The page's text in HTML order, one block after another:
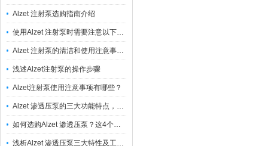
Alzet 注射泵选购指南介绍
使用Alzet 注射泵时需要注意以下要求
Alzet 注射泵的清洁和使用注意事项都有什么？
浅述Alzet注射泵的操作步骤
Alzet注射泵使用注意事项有哪些？
Alzet 渗透压泵的三大功能特点，你知道多少？
如何选购Alzet 渗透压泵？这4个选择指南帮助你
浅析Alzet 渗透压泵三大特性及工作原理